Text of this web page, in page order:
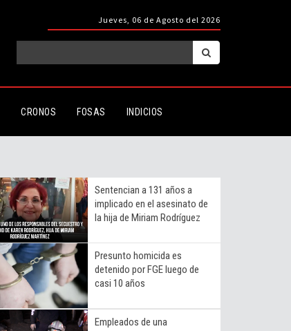
Jueves, 06 de Agosto del 2026
CRONOS FOSAS INDICIOS
Sentencian a 131 años a
implicado en el asesinato de
la hija de Miriam Rodríguez
Presunto homicida es
detenido por FGE luego de
casi 10 años
Empleados de una